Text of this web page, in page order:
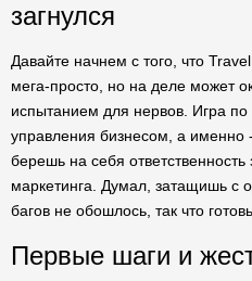
загнулся
Давайте начнем с того, что
мега-просто, но на деле может
испытанием для нервов. Игра по
управления бизнесом, а именно
берешь на себя
маркетинга. Думал, затащишь с
багов не обошлось, так что
Первые шаги и